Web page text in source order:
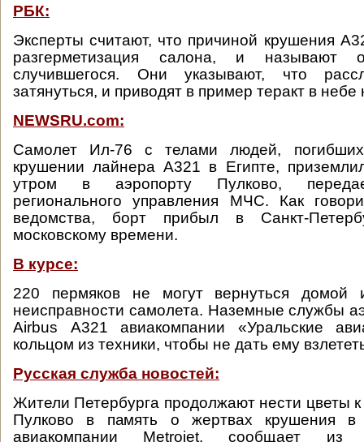
РБК:
Эксперты считают, что причиной крушения
разгерметизация салона, и называют
случившегося. Они указывают, что
затянуться, и приводят в пример теракт в
NEWSRU.com:
Самолет Ил-76 с телами людей,
крушении лайнера А321 в Египте,
утром в аэропорту Пулково,
регионального управления МЧС. Как
ведомства, борт прибыл в Санкт-
московскому времени.
В курсе:
220 пермяков не могут вернуться домой
неисправности самолета. Наземные службы
Airbus А321 авиакомпании «Уральские
кольцом из техники, чтобы не дать ему
Русская служба новостей:
Жители Петербурга продолжают нести цветы
Пулково в память о жертвах крушения в
авиакомпании Metrojet, сообщает из